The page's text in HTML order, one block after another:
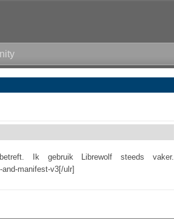
Ik gebruik Librewolf steeds vaker.
manifest-v3[/ulr]